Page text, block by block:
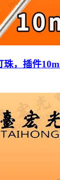
珠，插件